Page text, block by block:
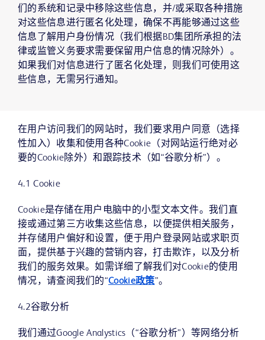
们的系统和记录中移除这些信息，并/或采取各种措施
对这些信息进行匿名化处理，确保不再能够通过这些
信息了解用户身份情况（我们根据BD集团所承担的法
律或监管义务要求需要保留用户信息的情况除外）。
如果我们对信息进行了匿名化处理，则我们可使用这
些信息，无需另行通知。
在用户访问我们的网站时，我们要求用户同意（选择
性加入）收集和使用各种Cookie（对网站运行绝对必
要的Cookie除外）和跟踪技术（如“谷歌分析”）。
4.1 Cookie
Cookie是存储在用户电脑中的小型文本文件。我们直
接或通过第三方收集这些信息，以便提供相关服务，
并存储用户偏好和设置，便于用户登录网站或求职页
面，提供基于兴趣的营销内容，打击欺诈，以及分析
我们的服务效果。如需详细了解我们对Cookie的使用
情况，请查阅我们的“Cookie政策”。
4.2谷歌分析
我们通过Google Analystics（“谷歌分析”）等网络分析